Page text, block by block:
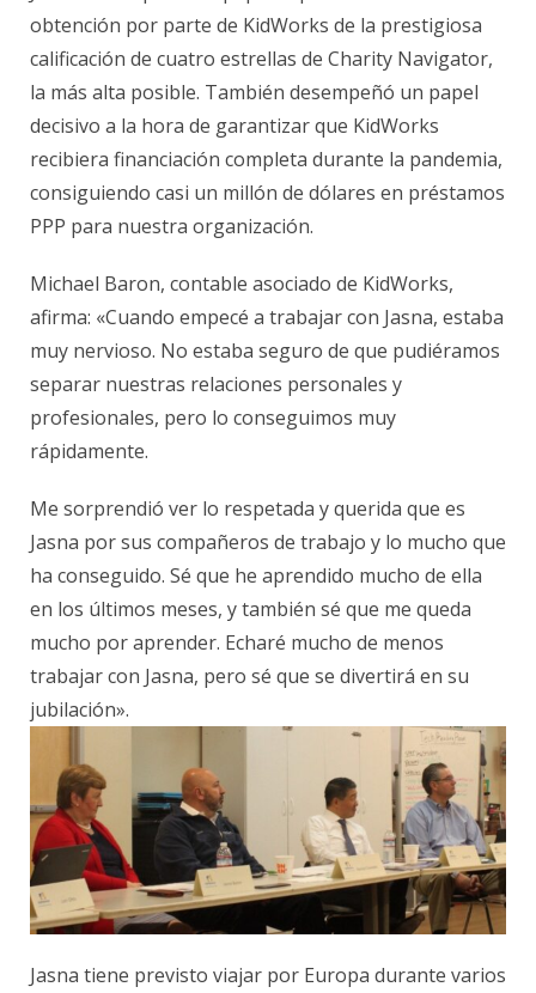
obtención por parte de KidWorks de la prestigiosa
calificación de cuatro estrellas de Charity Navigator,
la más alta posible. También desempeñó un papel
decisivo a la hora de garantizar que KidWorks
recibiera financiación completa durante la pandemia,
consiguiendo casi un millón de dólares en préstamos
PPP para nuestra organización.
Michael Baron, contable asociado de KidWorks,
afirma: «Cuando empecé a trabajar con Jasna, estaba
muy nervioso. No estaba seguro de que pudiéramos
separar nuestras relaciones personales y
profesionales, pero lo conseguimos muy
rápidamente.
Me sorprendió ver lo respetada y querida que es
Jasna por sus compañeros de trabajo y lo mucho que
ha conseguido. Sé que he aprendido mucho de ella
en los últimos meses, y también sé que me queda
mucho por aprender. Echaré mucho de menos
trabajar con Jasna, pero sé que se divertirá en su
jubilación».
Jasna tiene previsto viajar por Europa durante varios